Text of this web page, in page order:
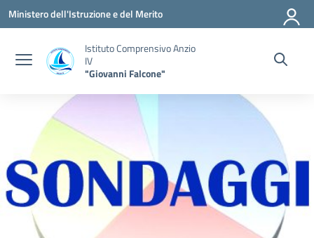
Vai ai contenuti
Vai al menu di navigazione
Vai al footer
Ministero dell'Istruzione e del Merito
Istituto Comprensivo Anzio
IV
"Giovanni Falcone"